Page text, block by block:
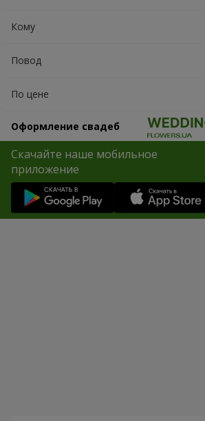
Кому
Повод
По цене
Оформление свадеб
Скачайте наше мобильное
приложение